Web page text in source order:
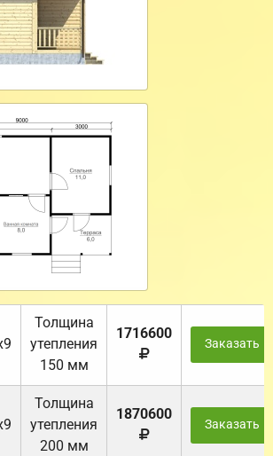
Толщина
утепления
150 мм
1716600
Заказать
Толщина
утепления
200 мм
1870600
Заказать